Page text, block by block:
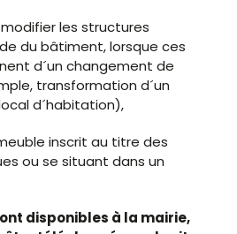
les structures
du bâtiment, lorsque ces
d´un changement de
transformation d´un
d´habitation),
inscrit au titre des
ou se situant dans un
disponibles à la mairie,